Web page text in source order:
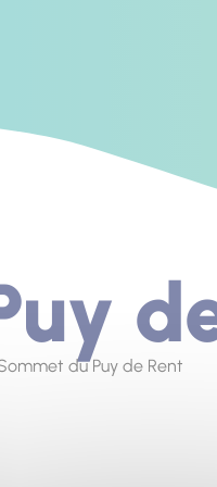
du Puy de Rent